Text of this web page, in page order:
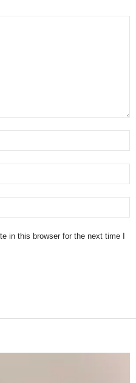
in this browser for the next time I